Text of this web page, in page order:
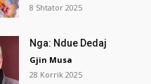
8 Shtator 2025
Nga: Ndue Dedaj
Gjin Musa
28 Korrik 2025